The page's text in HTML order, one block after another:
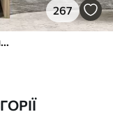
267
Пеалістичні естетичні камені, оздоблення будинку, природне освітлення